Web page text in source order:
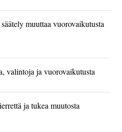
muuttaa vuorovaikutusta
valintoja ja vuorovaikutusta
ja tukea muutosta